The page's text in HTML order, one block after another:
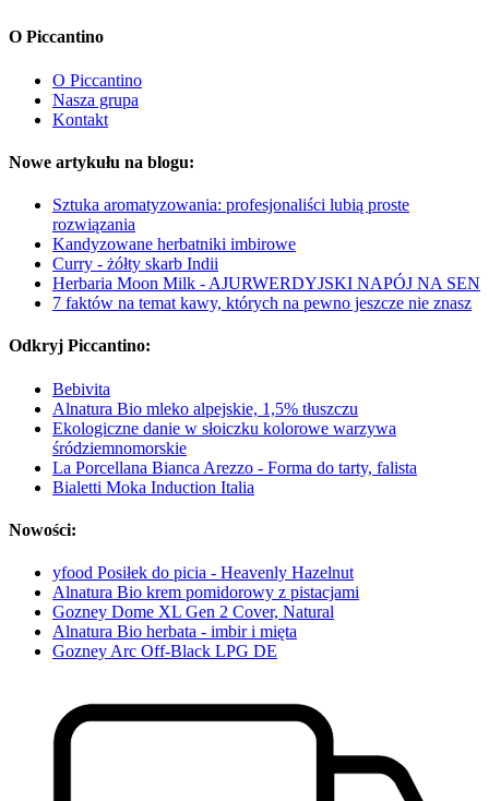
O Piccantino
O Piccantino
Nasza grupa
Kontakt
Nowe artykułu na blogu:
Sztuka aromatyzowania: profesjonaliści lubią proste
rozwiązania
Kandyzowane herbatniki imbirowe
Curry - żółty skarb Indii
Herbaria Moon Milk - AJURWERDYJSKI NAPÓJ NA SEN
7 faktów na temat kawy, których na pewno jeszcze nie znasz
Odkryj Piccantino:
Bebivita
Alnatura Bio mleko alpejskie, 1,5% tłuszczu
Ekologiczne danie w słoiczku kolorowe warzywa
śródziemnomorskie
La Porcellana Bianca Arezzo - Forma do tarty, falista
Bialetti Moka Induction Italia
Nowości:
yfood Posiłek do picia - Heavenly Hazelnut
Alnatura Bio krem pomidorowy z pistacjami
Gozney Dome XL Gen 2 Cover, Natural
Alnatura Bio herbata - imbir i mięta
Gozney Arc Off-Black LPG DE